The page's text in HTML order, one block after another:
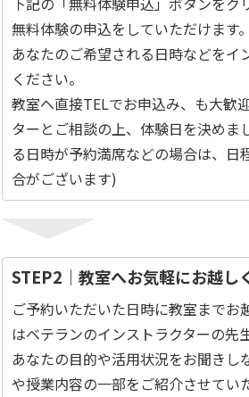
無料体験の申込をしていただけます。
あなたのご希望される日時などをイ
ください。
教室へ直接TELでお申込み、も大歓
ターとご相談の上、体験日を決めま
る日時が予約満席などの場合は、日
合がございます)
STEP2｜教室へお気軽にお越し
ご予約いただいた日時に教室までお
はベテランのインストラクターの先
あなたの目的や活用状況をお聞きし
や授業内容の一部をご紹介させてい